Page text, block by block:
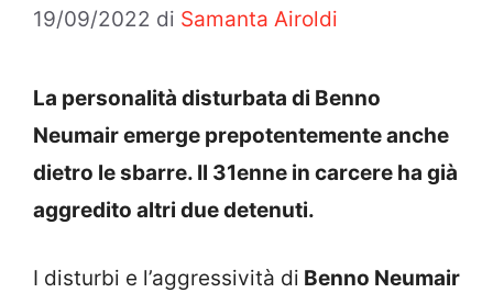
19/09/2022 di Samanta Airoldi
La personalità disturbata di Benno
Neumair emerge prepotentemente anche
dietro le sbarre. Il 31enne in carcere ha già
aggredito altri due detenuti.
I disturbi e l’aggressività di Benno Neumair